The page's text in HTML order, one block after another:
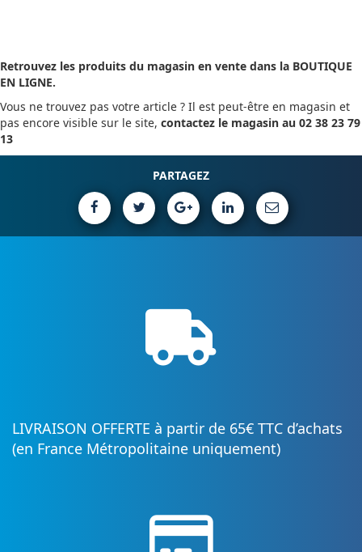
Retrouvez les produits du magasin en vente dans la BOUTIQUE
EN LIGNE.
Vous ne trouvez pas votre article ? Il est peut-être en magasin et
pas encore visible sur le site, contactez le magasin au 02 38 23 79
13
PARTAGEZ
LIVRAISON OFFERTE à partir de 65€ TTC d’achats
(en France Métropolitaine uniquement)